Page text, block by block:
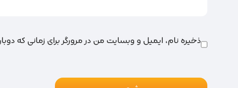
ذخیره نام، ایمیل و وبسایت من در مرورگر برای زمانی که